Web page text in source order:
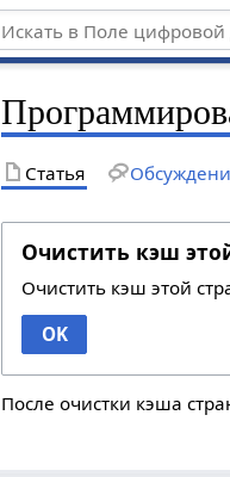
Статья
Очистить кэш
Очистить кэш этой
OK
После очистки кэша